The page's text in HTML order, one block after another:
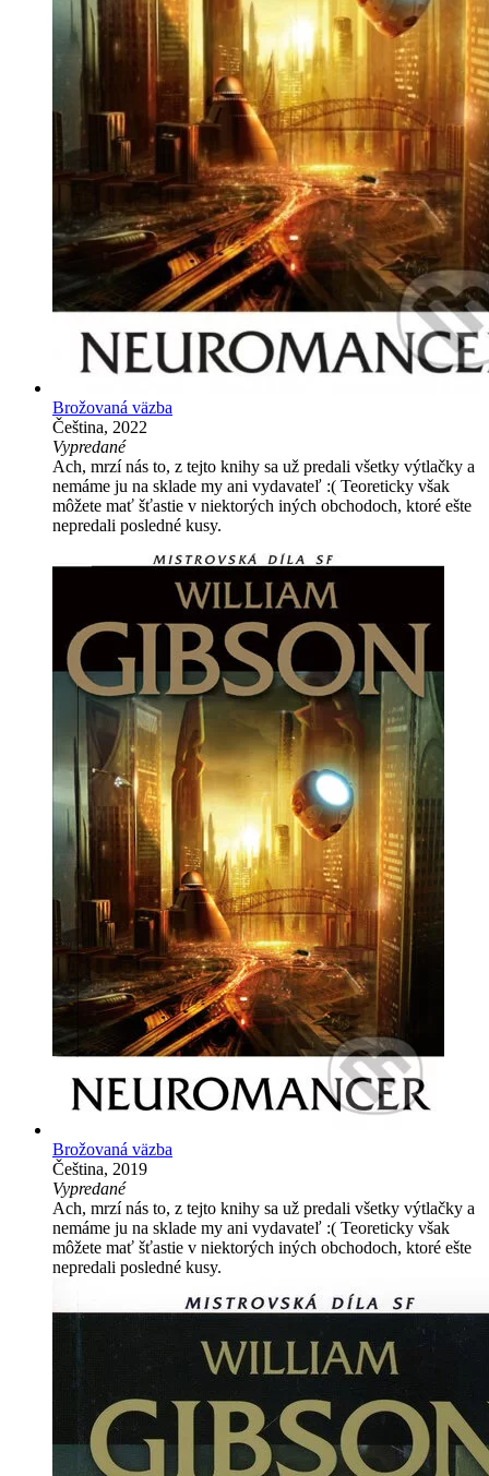
Brožovaná väzba
Čeština, 2022
Vypredané
Ach, mrzí nás to, z tejto knihy sa už predali všetky výtlačky a
nemáme ju na sklade my ani vydavateľ :( Teoreticky však
môžete mať šťastie v niektorých iných obchodoch, ktoré ešte
nepredali posledné kusy.
Brožovaná väzba
Čeština, 2019
Vypredané
Ach, mrzí nás to, z tejto knihy sa už predali všetky výtlačky a
nemáme ju na sklade my ani vydavateľ :( Teoreticky však
môžete mať šťastie v niektorých iných obchodoch, ktoré ešte
nepredali posledné kusy.